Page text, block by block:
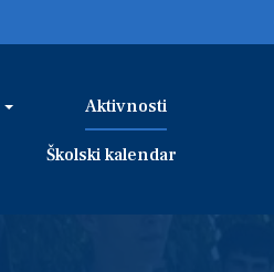
Aktivnosti
Školski kalendar